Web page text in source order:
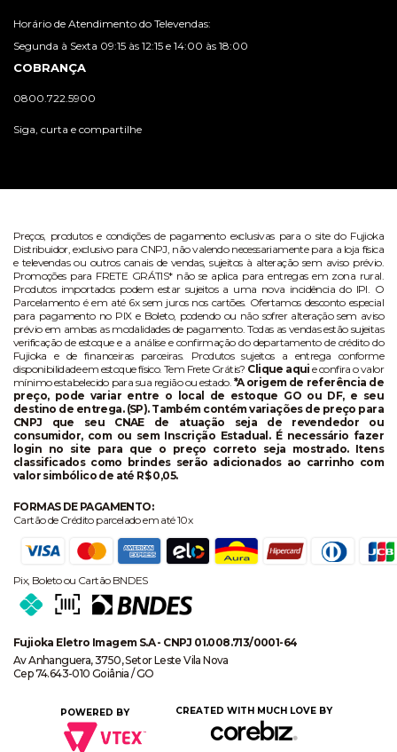
Horário de Atendimento do Televendas:
Segunda à Sexta 09:15 às 12:15 e 14:00 às 18:00
COBRANÇA
0800.722.5900
Siga, curta e compartilhe
Preços, produtos e condições de pagamento exclusivas para o site do Fujioka
Distribuidor, exclusivo para CNPJ, não valendo necessariamente para a loja física
e televendas ou outros canais de vendas, sujeitos à alteração sem aviso prévio.
Promoções para FRETE GRÁTIS* não se aplica para entregas em zona rural.
Produtos importados podem estar sujeitos a uma nova incidência do IPI. O
Parcelamento é em até 6x sem juros nos cartões. Ofertamos desconto especial
para pagamento no PIX e Boleto, podendo ou não sofrer alteração sem aviso
prévio em ambas as modalidades de pagamento. Todas as vendas estão sujeitas
verificação de estoque e a análise e confirmação do departamento de crédito do
Fujioka e de financeiras parceiras. Produtos sujeitos a entrega conforme
disponibilidade em estoque físico. Tem Frete Grátis? Clique aqui e confira o valor
mínimo estabelecido para sua região ou estado. *A origem de referência de
preço, pode variar entre o local de estoque GO ou DF, e seu
destino de entrega. (SP). Também contém variações de preço para
CNPJ que seu CNAE de atuação seja de revendedor ou
consumidor, com ou sem Inscrição Estadual. É necessário fazer
login no site para que o preço correto seja mostrado. Itens
classificados como brindes serão adicionados ao carrinho com
valor simbólico de até R$ 0,05.
FORMAS DE PAGAMENTO:
Cartão de Crédito parcelado em até 10x
Pix, Boleto ou Cartão BNDES
Fujioka Eletro Imagem S.A - CNPJ 01.008.713/0001-64
Av Anhanguera, 3750, Setor Leste Vila Nova
Cep 74.643-010 Goiânia / GO
POWERED BY CREATED WITH MUCH LOVE BY